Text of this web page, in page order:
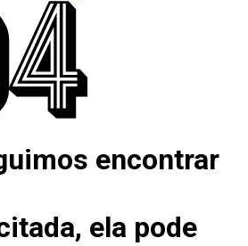
encontrar
ela pode